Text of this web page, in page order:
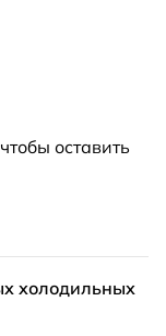
оставить
холодильных